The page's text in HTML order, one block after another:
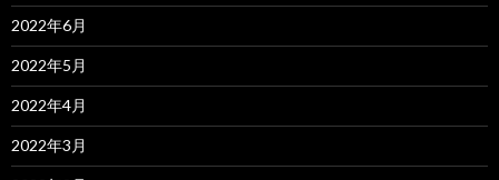
2022年6月
2022年5月
2022年4月
2022年3月